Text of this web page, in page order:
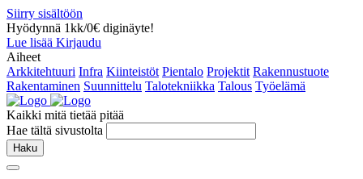
Siirry sisältöön
Hyödynnä 1kk/0€ diginäyte!
Lue lisää Kirjaudu
Aiheet
Arkkitehtuuri Infra Kiinteistöt Pientalo Projektit Rakennustuote
Rakentaminen Suunnittelu Talotekniikka Talous Työelämä
Kaikki mitä tietää pitää
Hae tältä sivustolta
Haku